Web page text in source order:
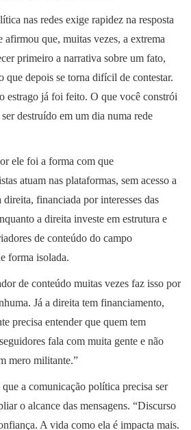
nas redes exige rapidez na resposta
afirmou que, muitas vezes, a extrema
primeiro a narrativa sobre um fato,
que depois se torna difícil de contestar.
estrago já foi feito. O que você constrói
destruído em um dia numa rede
ele foi a forma com que
atuam nas plataformas, sem acesso a
financiada por interesses das
a direita investe em estrutura e
de conteúdo do campo
forma isolada.
de conteúdo muitas vezes faz isso por
Já a direita tem financiamento,
precisa entender que quem tem
fala com muita gente e não
mero militante.”
a comunicação política precisa ser
o alcance das mensagens. “Discurso
A vida como ela é impacta mais.